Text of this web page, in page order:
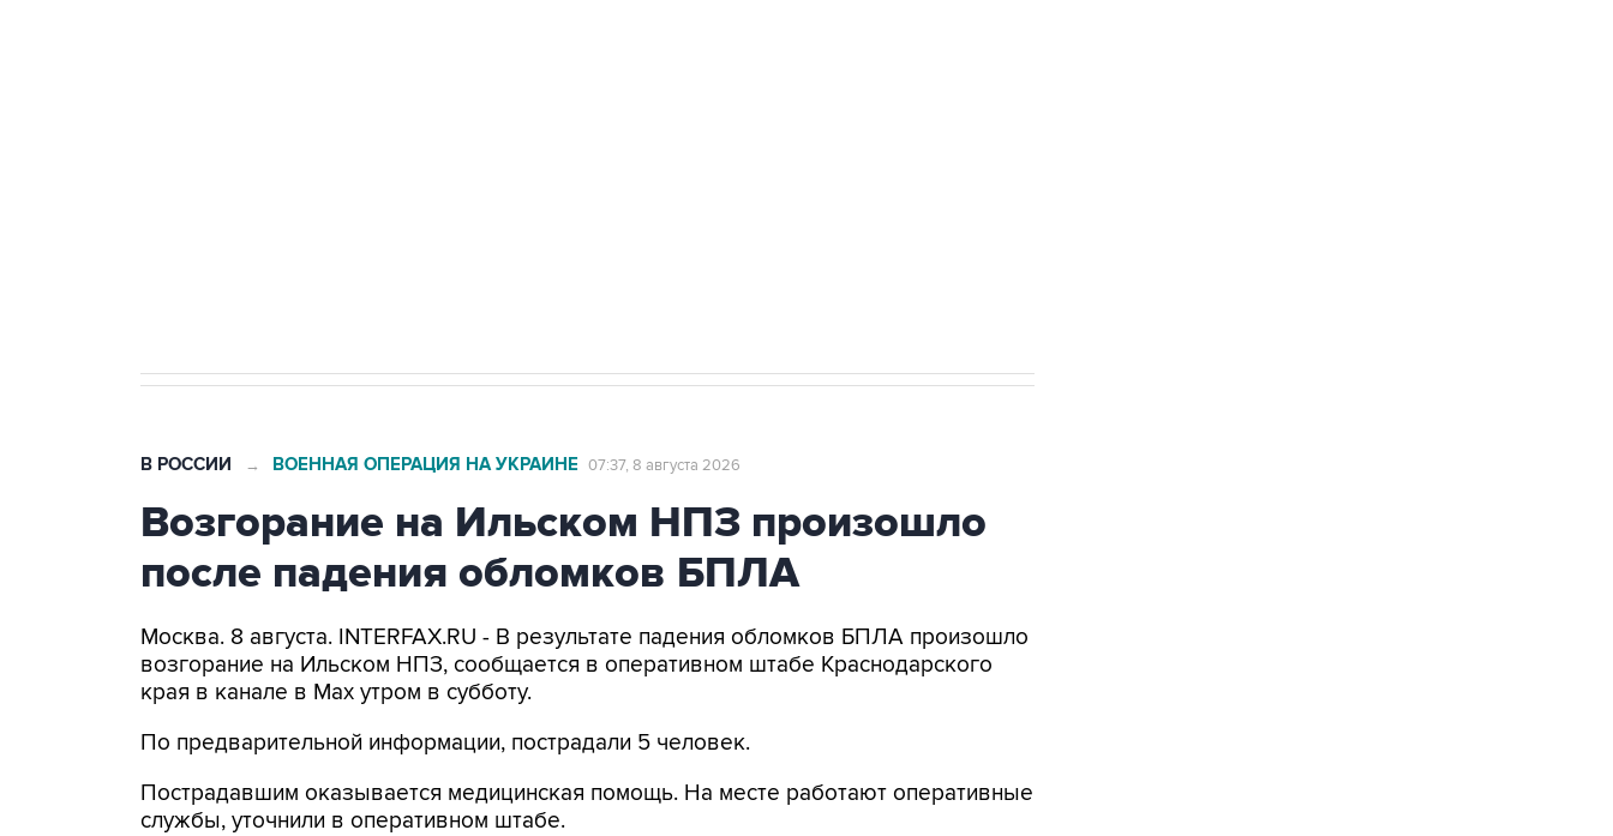
В РОССИИ → ВОЕННАЯ ОПЕРАЦИЯ НА УКРАИНЕ 07:37, 8 августа 2026
Возгорание на Ильском НПЗ произошло
после падения обломков БПЛА
Москва. 8 августа. INTERFAX.RU - В результате падения обломков БПЛА произошло
возгорание на Ильском НПЗ, сообщается в оперативном штабе Краснодарского
края в канале в Max утром в субботу.
По предварительной информации, пострадали 5 человек.
Пострадавшим оказывается медицинская помощь. На месте работают оперативные
службы, уточнили в оперативном штабе.